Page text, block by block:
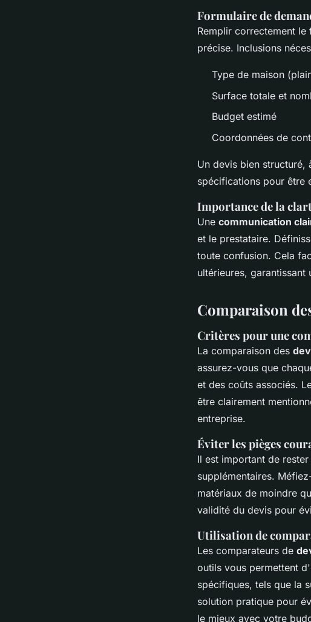
Formulaire de
Remplir correctement le
précise. Inclusions
Type de maison
Surface totale et
Budget estimé
Coordonnées de
Un devis bien
spécifications pour être
Importance de la
Une communication
et le prestataire.
toute confusion. Cela
ultérieures,
Comparaison
Critères pour une
La comparaison des
assurez-vous que
et des coûts associés.
être clairement
entreprise.
Éviter les pièges
Il est important de
supplémentaires.
matériaux de moindre
validité du devis pour
Utilisation de
Les comparateurs de
outils vous permettent
spécifiques, tels que la
solution pratique pour
le mieux avec votre